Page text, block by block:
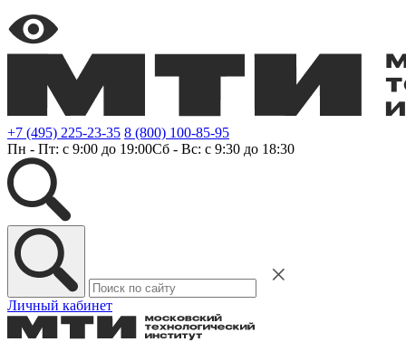
+7 (495) 225-23-35 8 (800) 100-85-95
Пн - Пт: с 9:00 до 19:00Сб - Вс: с 9:30 до 18:30
Личный кабинет